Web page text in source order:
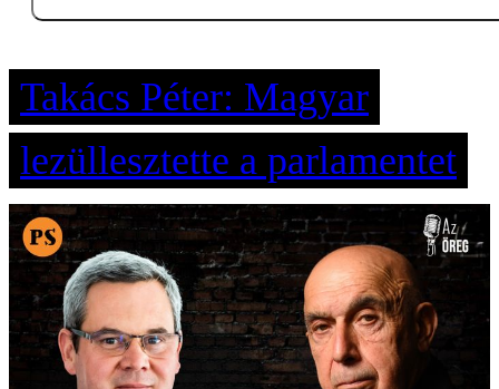
Takács Péter: Magyar
lezüllesztette a parlamentet